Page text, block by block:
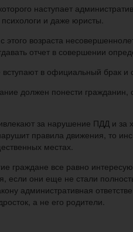
наступает
и даже юристы.
этого возраста
отчет в совершении
в официальный брак и
должен понести гражданин,
за нарушение ПДД и за
правила движения, то
местах.
граждане все равно
если они еще не стали
административная
а не его родители.